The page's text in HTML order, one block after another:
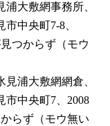
大敷網事務所、
中央町7-8、
つからず（モウ
浦大敷網網倉、
市中央町7、2008
らず（モウ無い